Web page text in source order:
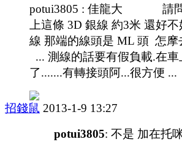
potui3805 : 佳龍大 請問
上這條 3D 銀線 約3米
線 那端的線頭是 ML 頭
... 測線的話要有假負載.在
了.......有轉接頭阿...很方便 ...
招錢鼠 2013-1-9 13:27
potui3805: 不是 加在托